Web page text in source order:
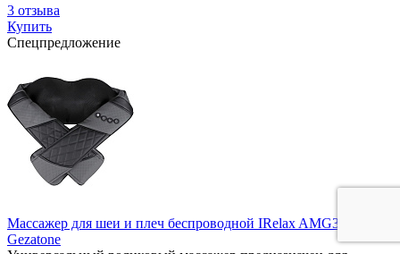
3 отзыва
Купить
Спецпредложение
Массажер для шеи и плеч беспроводной IRelax AMG395,
Gezatone